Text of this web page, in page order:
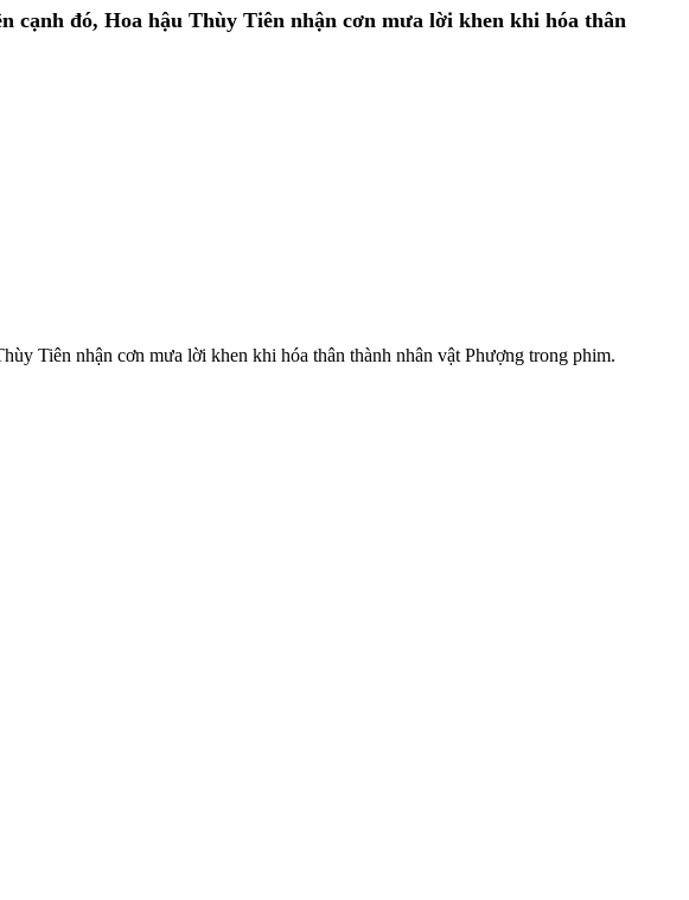
cạnh đó, Hoa hậu Thùy Tiên nhận cơn mưa lời khen khi hóa thân
Tiên nhận cơn mưa lời khen khi hóa thân thành nhân vật Phượng trong phim.